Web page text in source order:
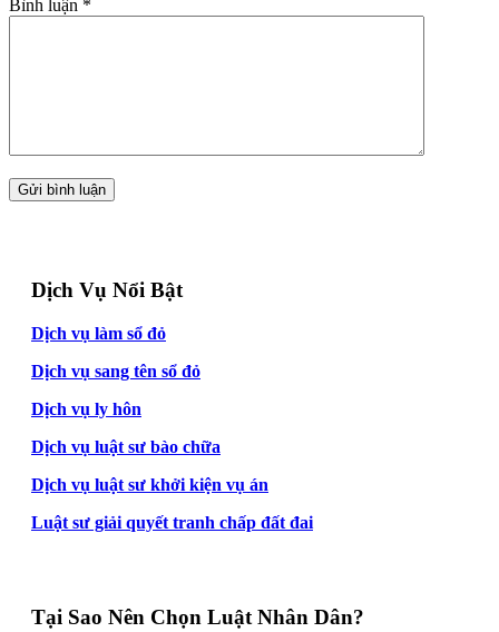
Bình luận *
Dịch Vụ Nổi Bật
Dịch vụ làm sổ đỏ
Dịch vụ sang tên sổ đỏ
Dịch vụ ly hôn
Dịch vụ luật sư bào chữa
Dịch vụ luật sư khởi kiện vụ án
Luật sư giải quyết tranh chấp đất đai
Tại Sao Nên Chọn Luật Nhân Dân?